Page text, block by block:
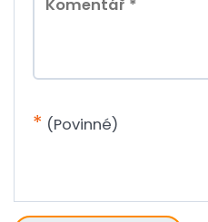
* (Povinné)